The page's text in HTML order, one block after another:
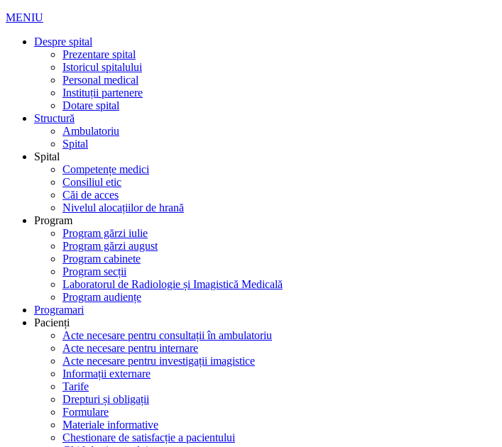
MENIU
Despre spital
Prezentare spital
Istoricul spitalului
Personal medical
Instituții partenere
Dotare spital
Structură
Ambulatoriu
Spital
Spital
Competențe medici
Consiliul etic
Căi de acces
Nivelul alocațiilor de hrană
Program
Program gărzi iulie
Program gărzi august
Program cabinete
Program secții
Laboratorul de Radiologie și Imagistică Medicală
Program audiențe
Programari
Pacienți
Acte necesare pentru consultații în ambulatoriu
Acte necesare pentru internare
Acte necesare pentru investigații imagistice
Informații externare
Tarife
Drepturi și obligații
Formulare
Materiale informative
Chestionare de satisfacție a pacientului